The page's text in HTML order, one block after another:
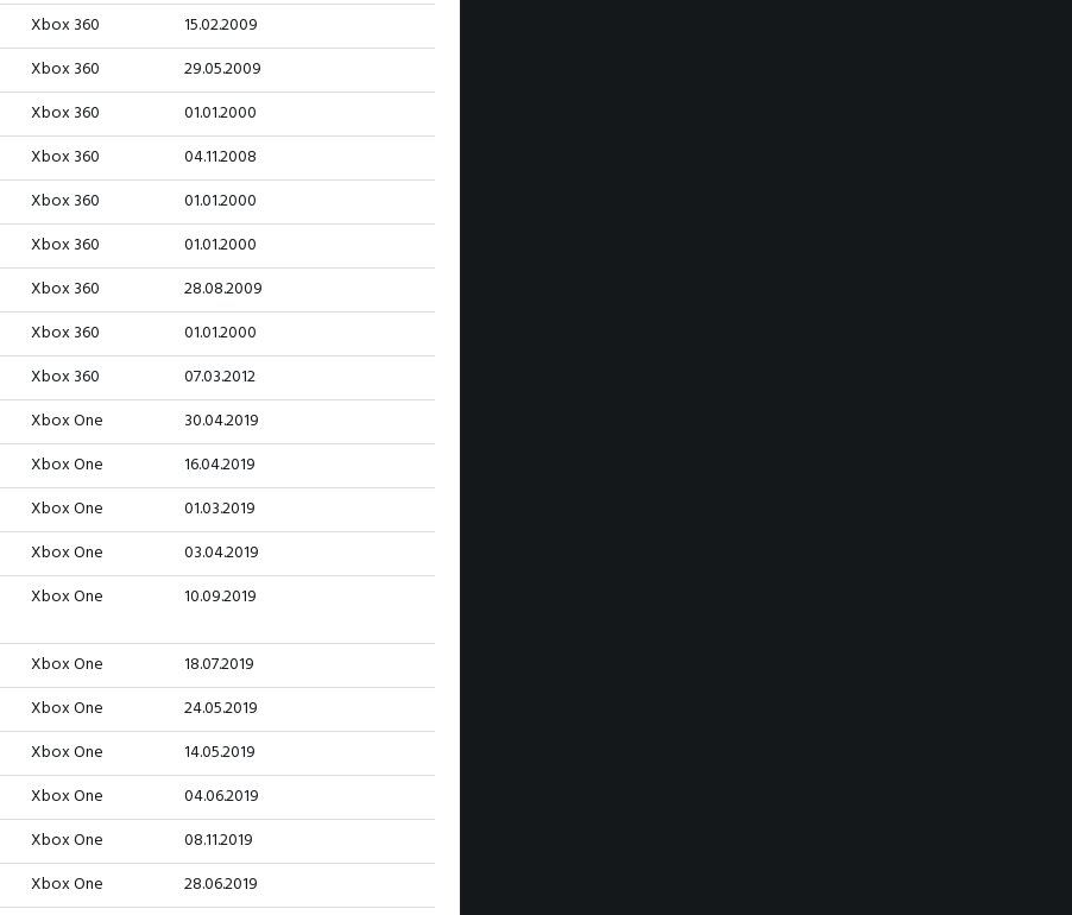
Xbox 360
15.02.2009
Xbox 360
29.05.2009
Xbox 360
01.01.2000
Xbox 360
04.11.2008
Xbox 360
01.01.2000
Xbox 360
01.01.2000
Xbox 360
28.08.2009
Xbox 360
01.01.2000
Xbox 360
07.03.2012
Xbox One
30.04.2019
Xbox One
16.04.2019
Xbox One
01.03.2019
Xbox One
03.04.2019
Xbox One 10.09.2019
Xbox One
18.07.2019
Xbox One
24.05.2019
Xbox One
14.05.2019
Xbox One
04.06.2019
Xbox One
08.11.2019
Xbox One 28.06.2019